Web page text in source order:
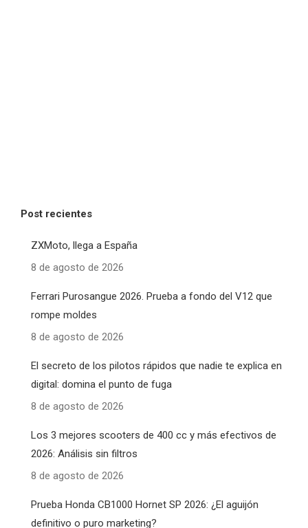
Post recientes
ZXMoto, llega a España
8 de agosto de 2026
Ferrari Purosangue 2026. Prueba a fondo del V12 que
rompe moldes
8 de agosto de 2026
El secreto de los pilotos rápidos que nadie te explica en
digital: domina el punto de fuga
8 de agosto de 2026
Los 3 mejores scooters de 400 cc y más efectivos de
2026: Análisis sin filtros
8 de agosto de 2026
Prueba Honda CB1000 Hornet SP 2026: ¿El aguijón
definitivo o puro marketing?